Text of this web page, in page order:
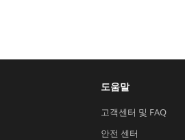
도움말
고객센터 및 FAQ
안전 센터